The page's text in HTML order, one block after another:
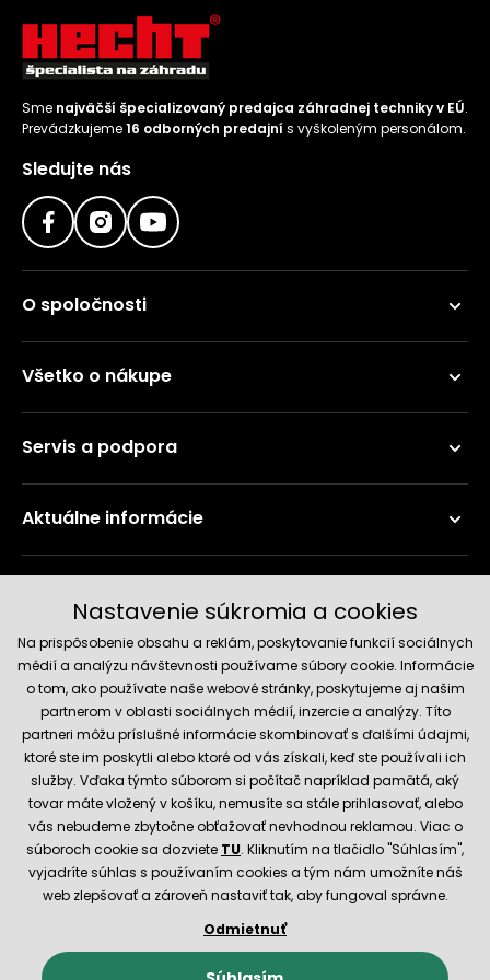
Sme najväčší špecializovaný predajca záhradnej techniky v EÚ.
Prevádzkujeme16 odborných predajní s vyškoleným personálom.
Sledujte nás
O spoločnosti
Všetko o nákupe
Servis a podpora
Aktuálne informácie
Spoľahlivý obchod
Obchodné podmienky
Nastavenie cookies
Nastavenie súkromia a cookies
Na prispôsobenie obsahu a reklám, poskytovanie funkcií sociálnych
médií a analýzu návštevnosti používame súbory cookie. Informácie
o tom, ako používate naše webové stránky, poskytujeme aj našim
partnerom v oblasti sociálnych médií, inzercie a analýzy. Títo
partneri môžu príslušné informácie skombinovať s ďalšími údajmi,
ktoré ste im poskytli alebo ktoré od vás získali, keď ste používali ich
služby. Vďaka týmto súborom si počítač napríklad pamätá, aký
tovar máte vložený v košíku, nemusíte sa stále prihlasovať, alebo
vás nebudeme zbytočne obťažovať nevhodnou reklamou. Viac o
súboroch cookie sa dozviete TU. Kliknutím na tlačidlo "Súhlasím",
vyjadríte súhlas s používaním cookies a tým nám umožníte náš
web zlepšovať a zároveň nastaviť tak, aby fungoval správne.
Odmietnuť